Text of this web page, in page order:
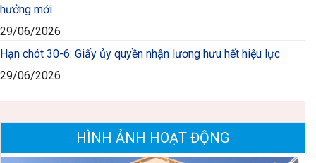
hưởng mới
29/06/2026
Hạn chót 30-6: Giấy ủy quyền nhận lương hưu hết hiệu lực
29/06/2026
HÌNH ẢNH HOẠT ĐỘNG